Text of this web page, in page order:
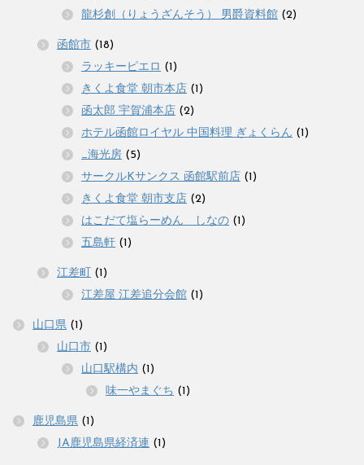
龍杉創（りょうざんそう） 男爵資料館 (2)
函館市 (18)
ラッキーピエロ (1)
きくよ食堂 朝市本店 (1)
函太郎 宇賀浦本店 (2)
ホテル函館ロイヤル 中国料理 ぎょくらん (1)
_海光房 (5)
サークルKサンクス 函館駅前店 (1)
きくよ食堂 朝市支店 (2)
はこだて塩らーめん しなの (1)
五島軒 (1)
江差町
(1)
江差屋 江差追分会館 (1)
山口県 (1)
山口市 (1)
山口駅構内 (1)
味一やまぐち (1)
鹿児島県 (1)
JA鹿児島県経済連 (1)